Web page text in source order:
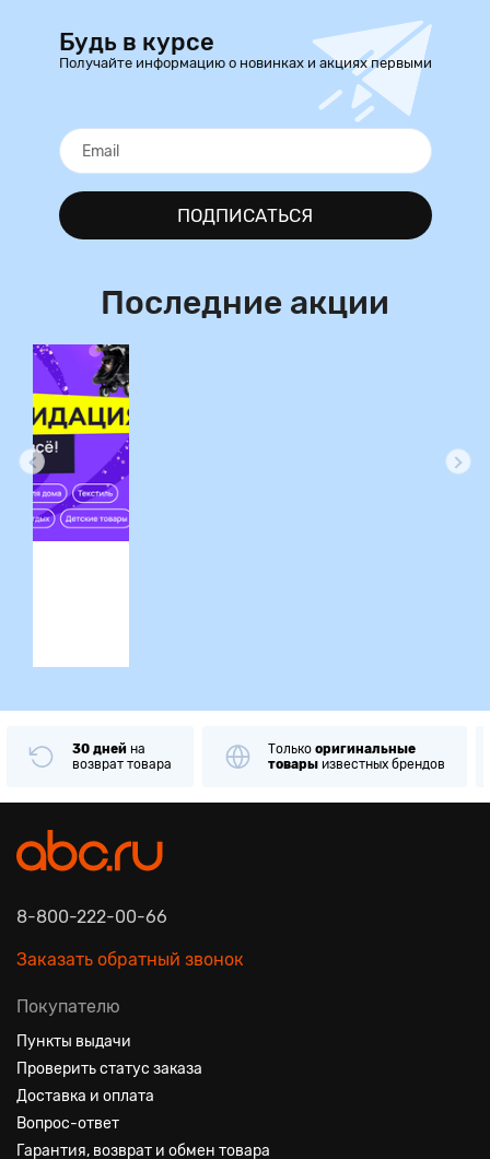
Будь в курсе
Получайте информацию о новинках и акциях первыми
ПОДПИСАТЬСЯ
Последние акции
30 дней на
возврат товара
Только оригинальные
товары известных брендов
8-800-222-00-66
Заказать обратный звонок
Покупателю
Пункты выдачи
Проверить статус заказа
Доставка и оплата
Вопрос-ответ
Гарантия, возврат и обмен товара